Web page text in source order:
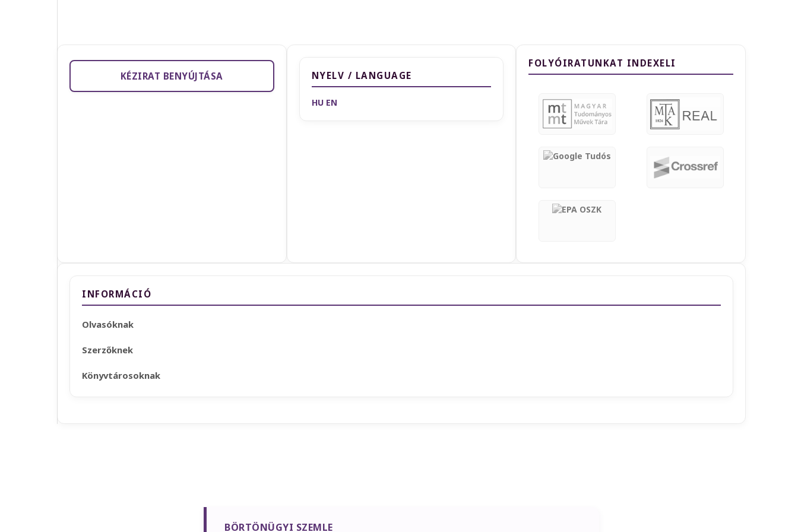
KÉZIRAT BENYÚJTÁSA NYELV / LANGUAGE
HU EN
FOLYÓIRATUNKAT INDEXELI
INFORMÁCIÓ
Olvasóknak
Szerzőknek
Könyvtárosoknak
BÖRTÖNÜGYI SZEMLE